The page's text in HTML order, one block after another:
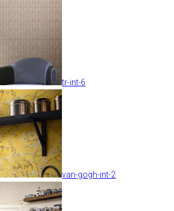
tr-int-6
van-gogh-int-2